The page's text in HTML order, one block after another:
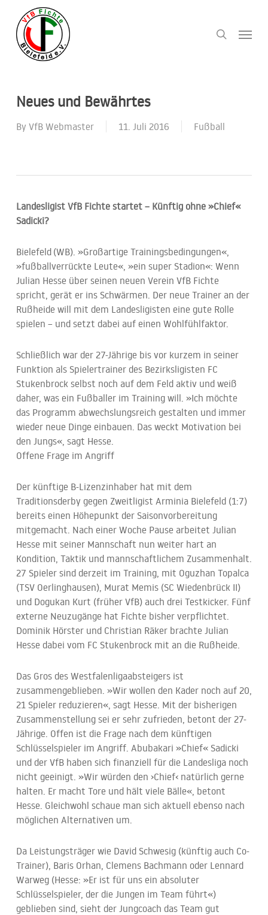
main
content
Menu
Neues und Bewährtes
By VfB Webmaster 11. Juli 2016 Fußball
Landesligist VfB Fichte startet – Künftig ohne »Chief«
Sadicki?
Bielefeld (WB). »Großartige Trainingsbedingungen«,
»fußballverrückte Leute«, »ein super Stadion«: Wenn
Julian Hesse über seinen neuen Verein VfB Fichte
spricht, gerät er ins Schwärmen. Der neue Trainer an der
Rußheide will mit dem Landesligisten eine gute Rolle
spielen – und setzt dabei auf einen Wohlfühlfaktor.
Schließlich war der 27-Jährige bis vor kurzem in seiner
Funktion als Spielertrainer des Bezirksligisten FC
Stukenbrock selbst noch auf dem Feld aktiv und weiß
daher, was ein Fußballer im Training will. »Ich möchte
das Programm abwechslungsreich gestalten und immer
wieder neue Dinge einbauen. Das weckt Motivation bei
den Jungs«, sagt Hesse.
Offene Frage im Angriff
Der künftige B-Lizenzinhaber hat mit dem
Traditionsderby gegen Zweitligist Arminia Bielefeld (1:7)
bereits einen Höhepunkt der Saisonvorbereitung
mitgemacht. Nach einer Woche Pause arbeitet Julian
Hesse mit seiner Mannschaft nun weiter hart an
Kondition, Taktik und mannschaftlichem Zusammenhalt.
27 Spieler sind derzeit im Training, mit Oguzhan Topalca
(TSV Oerlinghausen), Murat Memis (SC Wiedenbrück II)
und Dogukan Kurt (früher VfB) auch drei Testkicker. Fünf
externe Neuzugänge hat Fichte bisher verpflichtet.
Dominik Hörster und Christian Räker brachte Julian
Hesse dabei vom FC Stukenbrock mit an die Rußheide.
Das Gros des Westfalenligaabsteigers ist
zusammengeblieben. »Wir wollen den Kader noch auf 20,
21 Spieler reduzieren«, sagt Hesse. Mit der bisherigen
Zusammenstellung sei er sehr zufrieden, betont der 27-
Jährige. Offen ist die Frage nach dem künftigen
Schlüsselspieler im Angriff. Abubakari »Chief« Sadicki
und der VfB haben sich finanziell für die Landesliga noch
nicht geeinigt. »Wir würden den ›Chief‹ natürlich gerne
halten. Er macht Tore und hält viele Bälle«, betont
Hesse. Gleichwohl schaue man sich aktuell ebenso nach
möglichen Alternativen um.
Da Leistungsträger wie David Schwesig (künftig auch Co-
Trainer), Baris Orhan, Clemens Bachmann oder Lennard
Warweg (Hesse: »Er ist für uns ein absoluter
Schlüsselspieler, der die Jungen im Team führt«)
geblieben sind, sieht der Jungcoach das Team gut